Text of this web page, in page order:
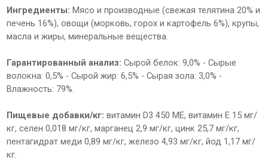
Ингредиенты: Мясо и производные (свежая телятина 20% и
печень 16%), овощи (морковь, горох и картофель 6%), крупы,
масла и жиры, минеральные вещества.
Гарантированный анализ: Сырой белок: 9,0% - Сырые
волокна: 0,5% - Сырой жир: 6,5% - Сырая зола: 3,0% -
Влажность: 79%.
Пищевые добавки/кг: витамин D3 450 МЕ, витамин Е 15 мг/
кг, селен 0,018 мг/кг, марганец 2,9 мг/кг, цинк 25,7 мг/кг,
пентагидрат меди 0,89 мг/кг, железо 4,93 мг/кг, йод 1,17 мг/
кг.